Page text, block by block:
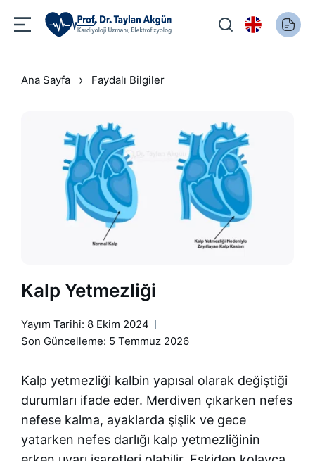
Ana Sayfa › Faydalı Bilgiler
Kalp Yetmezliği
Yayım Tarihi: 8 Ekim 2024
Son Güncelleme: 5 Temmuz 2026
Kalp yetmezliği kalbin yapısal olarak değiştiği
durumları ifade eder. Merdiven çıkarken nefes
nefese kalma, ayaklarda şişlik ve gece
yatarken nefes darlığı kalp yetmezliğinin